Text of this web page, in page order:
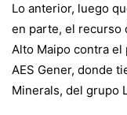
Lo anterior, luego
en parte, el recurso
Alto Maipo contra
AES Gener, donde
Minerals, del grupo